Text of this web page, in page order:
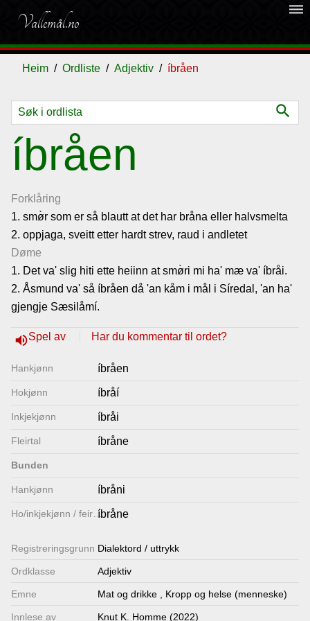
Vallemål.no
dehaze
Heim Ordliste Adjektiv íbråen
search
íbråen
Forklåring
1. smø̀r som er så blautt at det har bråna eller halvsmelta
2. oppjaga, sveitt etter hardt strev, raud i andletet
Døme
1. Det va' slig hiti ette heiinn at smø̀ri mi ha' mæ va' íbråi.
2. Åsmund va' så íbråen då 'an kåm i mål i Síredal, 'an ha'
gjengje Sæsilåmí.
volume_upSpel av Har du kommentar til ordet?
Hankjønn íbråen
Hokjønn íbråí
Inkjekjønn íbråi
Fleirtal íbråne
Bunden
Hankjønn íbråni
Ho/inkjekjønn / feirtal
íbråne
Registrerings­grunn Dialektord / uttrykk
Ordklasse Adjektiv
Emne Mat og drikke, Kropp og helse (menneske)
Innlese av Knut K. Homme (2022)
Ordliste
Om
vallemålet
Gjestebok
Nyhende
Lenkjer
Kontakt
oss